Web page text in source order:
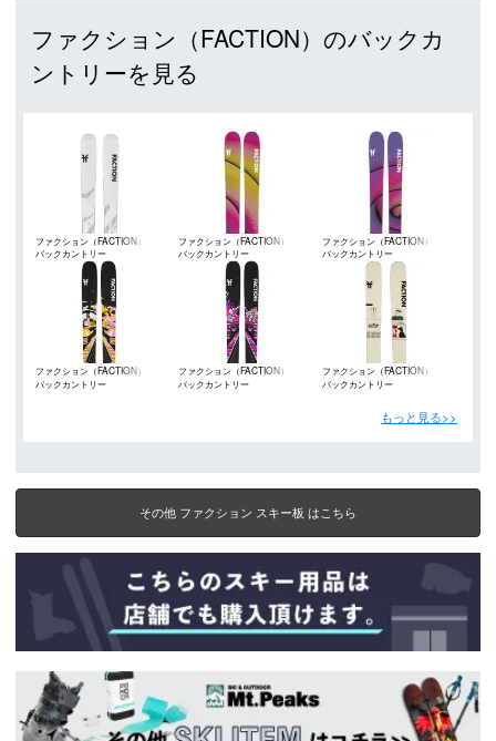
ファクション（FACTION）のバックカ
ントリーを見る
ファクション（FACTION）
バックカントリー
ファクション（FACTION）
バックカントリー
ファクション（FACTION）
バックカントリー
ファクション（FACTION）
バックカントリー
ファクション（FACTION）
バックカントリー
ファクション（FACTION）
バックカントリー
もっと見る>>
その他 ファクション スキー板 はこちら